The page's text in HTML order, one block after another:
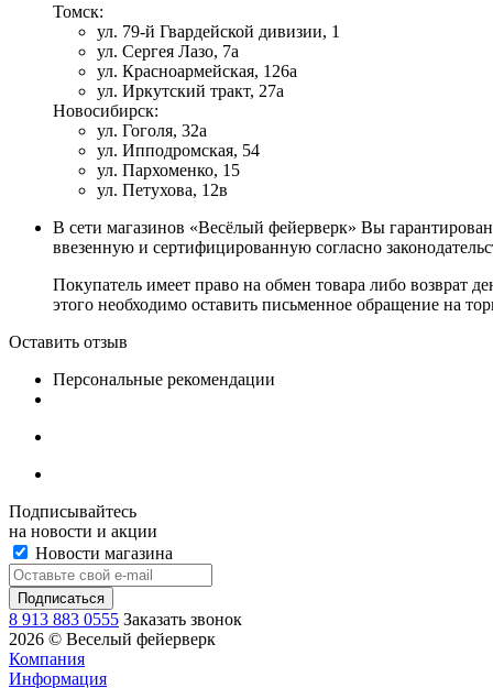
Томск:
ул. 79-й Гвардейской дивизии, 1
ул. Сергея Лазо, 7а
ул. Красноармейская, 126а
ул. Иркутский тракт, 27а
Новосибирск:
ул. Гоголя, 32а
ул. Ипподромская, 54
ул. Пархоменко, 15
ул. Петухова, 12в
В сети магазинов «Весёлый фейерверк» Вы
ввезенную и сертифицированную согласно
Покупатель имеет право на обмен товара либо возврат
этого необходимо оставить письменное обращение на
Оставить отзыв
Персональные рекомендации
Подписывайтесь
на новости и акции
Новости магазина
8 913 883 0555 Заказать звонок
2026 © Веселый фейерверк
Компания
Информация